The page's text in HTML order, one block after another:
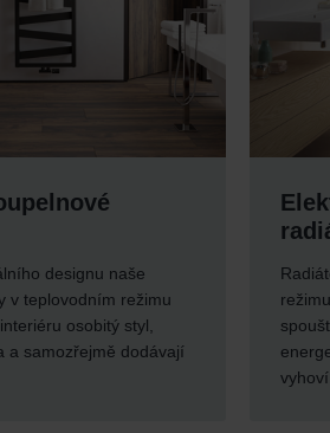
designu naše
v teplovodním režimu
osobitý styl,
a samozřejmě dodávají